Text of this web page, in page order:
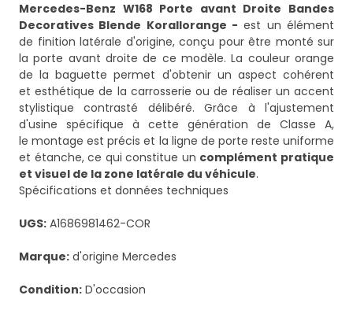
Mercedes-Benz W168 Porte avant Droite Bandes
Decoratives Blende Korallorange - est un élément
de finition latérale d'origine, conçu pour être monté sur
la porte avant droite de ce modèle. La couleur orange
de la baguette permet d'obtenir un aspect cohérent
et esthétique de la carrosserie ou de réaliser un accent
stylistique contrasté délibéré. Grâce à l'ajustement
d'usine spécifique à cette génération de Classe A,
le montage est précis et la ligne de porte reste uniforme
et étanche, ce qui constitue un complément pratique
et visuel de la zone latérale du véhicule.
Spécifications et données techniques
UGS: A1686981462-COR
Marque: d'origine Mercedes
Condition: D'occasion